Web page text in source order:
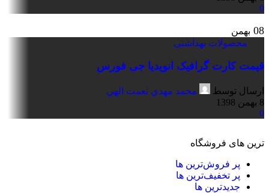
0
08 بهمن
محصولات بهداشتی
قیمت کارت گرافیک انویدیا جی فورس
ارسال توسط
محمد مهدي نعمت الهي
8 بهمن 1398
0
ترین های فروشگاه
پر فروش‌ترین ها
پر تخفیف‌ترین ها
جدیدترین ها